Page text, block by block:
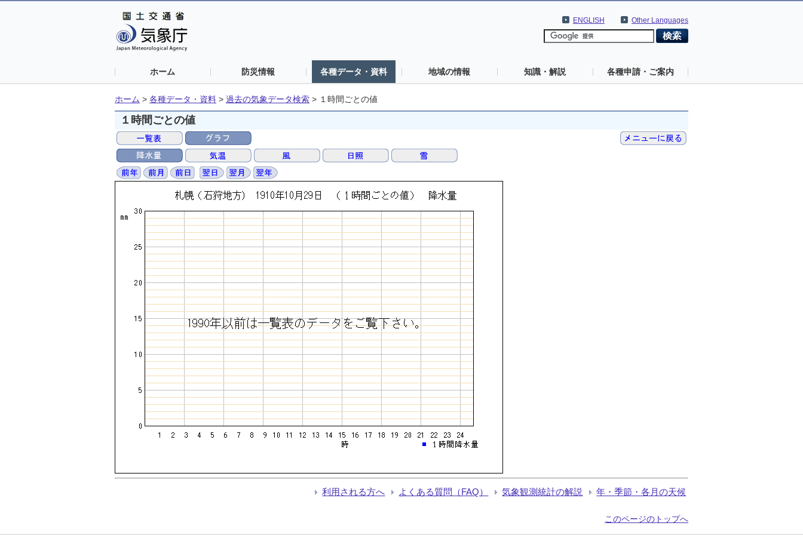
Other Languages
ENGLISH
ホーム 防災情報 各種データ・資料 地域の情報 知識・解説 各種申請・ご案内
ホーム > 各種データ・資料 > 過去の気象データ検索 > １時間ごとの値
１時間ごとの値
利用される方へ よくある質問（FAQ） 気象観測統計の解説 年・季節・各月の天候
このページのトップへ